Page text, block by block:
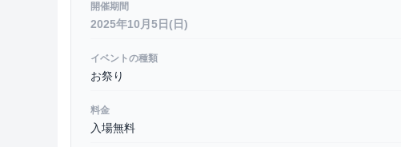
開催期間
2025年10月5日(日)
イベントの種類
お祭り
料金
入場無料